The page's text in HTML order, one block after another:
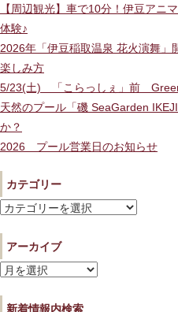
【周辺観光】車で10分！伊豆アニ
体験♪
2026年「伊豆稲取温泉 花火演舞」
楽しみ方
5/23(土) 「こらっしぇ」前
天然のプール「磯 SeaGarden
か？
2026 プール営業日のお知らせ
カテゴリー
カ
ゴ
リ
アーカイブ
ア
新着情報内検索